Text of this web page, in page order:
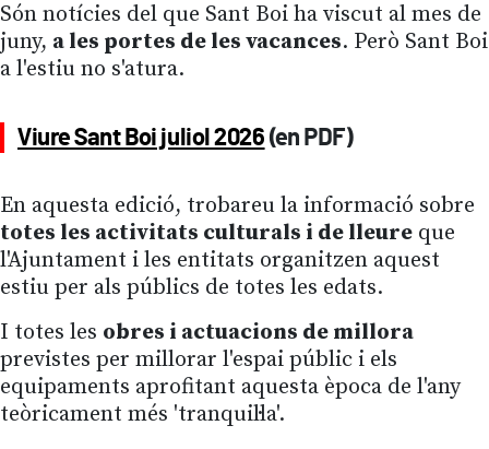
Són notícies del que Sant Boi ha viscut al mes de
juny, a les portes de les vacances. Però Sant Boi
a l'estiu no s'atura.
Viure Sant Boi juliol 2026(en PDF)
En aquesta edició, trobareu la informació sobre
totes les activitats culturals i de lleure que
l'Ajuntament i les entitats organitzen aquest
estiu per als públics de totes les edats.
I totes les obres i actuacions de millora
previstes per millorar l'espai públic i els
equipaments aprofitant aquesta època de l'any
teòricament més 'tranquil·la'.